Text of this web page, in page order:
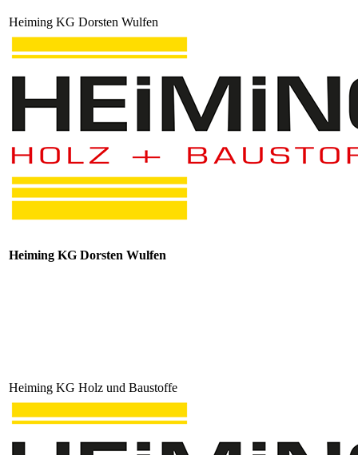
Heiming KG Dorsten Wulfen
Heiming KG Dorsten Wulfen
Heiming KG Holz und Baustoffe